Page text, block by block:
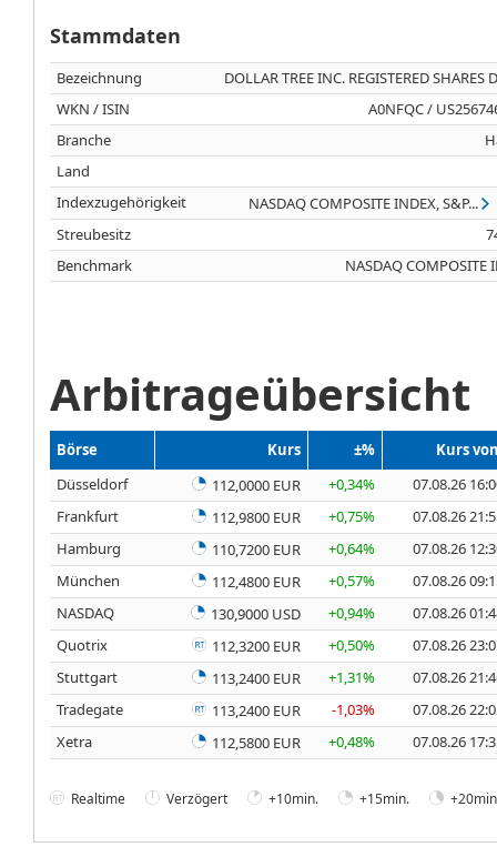
Stammdaten
Bezeichnung
DOLLAR TREE INC. REGISTERED SHARES
WKN / ISIN
A0NFQC /
Branche
Land
Indexzugehörigkeit
NASDAQ COMPOSITE INDEX, S&P...
Streubesitz
Benchmark
NASDAQ COMPOSITE
Arbitrageübersicht
Börse Kurs ±%
Kurs
Düsseldorf
112,0000 EUR +0,34%
07.08.26
Frankfurt
112,9800 EUR +0,75%
07.08.26
Hamburg
110,7200 EUR +0,64%
07.08.26
München
112,4800 EUR +0,57%
07.08.26
NASDAQ
130,9000 USD +0,94%
07.08.26
Quotrix
112,3200 EUR +0,50%
07.08.26
Stuttgart
113,2400 EUR +1,31%
07.08.26
Tradegate
113,2400 EUR -1,03%
07.08.26
Xetra
112,5800 EUR +0,48% 07.08.26
Realtime Verzögert +10min. +15min.